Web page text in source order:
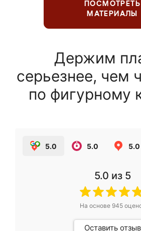
ПОСМОТРЕТЬ
МАТЕРИАЛЫ
Держим
серьезнее, чем
по фигурному
5.0 5.0 5.0
5.0 из 5
На основе 945
Оставить отзыв